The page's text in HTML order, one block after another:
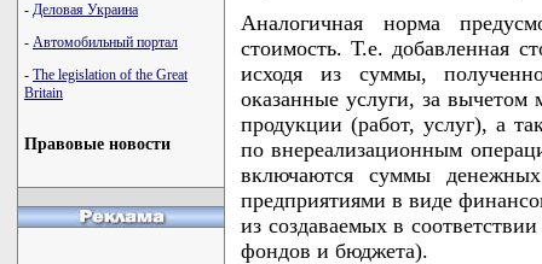
- Деловая Украина
- Автомобильный портал
- The legislation of the Great
Britain
Правовые новости
Аналогичная норма
стоимость. Т.е. добавленная
исходя из суммы,
оказанные услуги, за вычетом
продукции (работ, услуг), а
по внереализационным
включаются суммы
предприятиями в виде
из создаваемых в
фондов и бюджета).